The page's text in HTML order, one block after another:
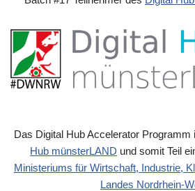
Das Digital Hub Accelerator Programm
Hub münsterLAND und somit Teil
Ministeriums für Wirtschaft, Industrie,
Landes Nordrhein-